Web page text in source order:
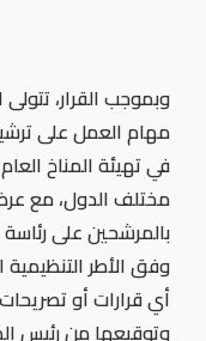
وبموجب القرار،
مهام العمل على
في تهيئة المناخ
مختلف الدول، مع
بالمرشحين على
وفق الأطر
أي قرارات أو
وتوقيعها من رئيس